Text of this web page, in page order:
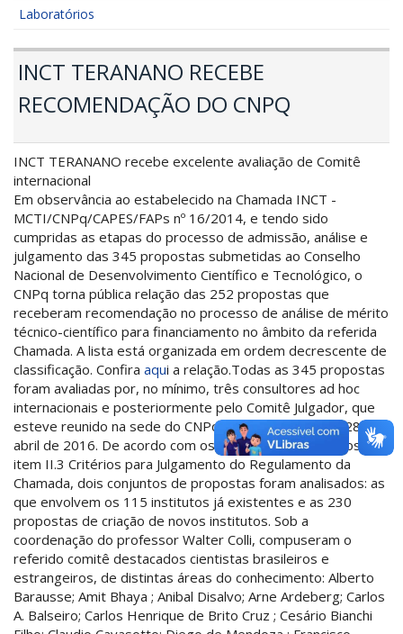
Laboratórios
INCT TERANANO RECEBE
RECOMENDAÇÃO DO CNPQ
INCT TERANANO recebe excelente avaliação de Comitê
internacional
Em observância ao estabelecido na Chamada INCT -
MCTI/CNPq/CAPES/FAPs nº 16/2014, e tendo sido
cumpridas as etapas do processo de admissão, análise e
julgamento das 345 propostas submetidas ao Conselho
Nacional de Desenvolvimento Científico e Tecnológico, o
CNPq torna pública relação das 252 propostas que
receberam recomendação no processo de análise de mérito
técnico-científico para financiamento no âmbito da referida
Chamada. A lista está organizada em ordem decrescente de
classificação. Confira aqui a relação.Todas as 345 propostas
foram avaliadas por, no mínimo, três consultores ad hoc
internacionais e posteriormente pelo Comitê Julgador, que
esteve reunido na sede do CNPq no período de 25 a 28 de
abril de 2016. De acordo com os critérios estabelecidos no
item II.3 Critérios para Julgamento do Regulamento da
Chamada, dois conjuntos de propostas foram analisados: as
que envolvem os 115 institutos já existentes e as 230
propostas de criação de novos institutos. Sob a
coordenação do professor Walter Colli, compuseram o
referido comitê destacados cientistas brasileiros e
estrangeiros, de distintas áreas do conhecimento: Alberto
Barausse; Amit Bhaya ; Anibal Disalvo; Arne Ardeberg; Carlos
A. Balseiro; Carlos Henrique de Brito Cruz ; Cesário Bianchi